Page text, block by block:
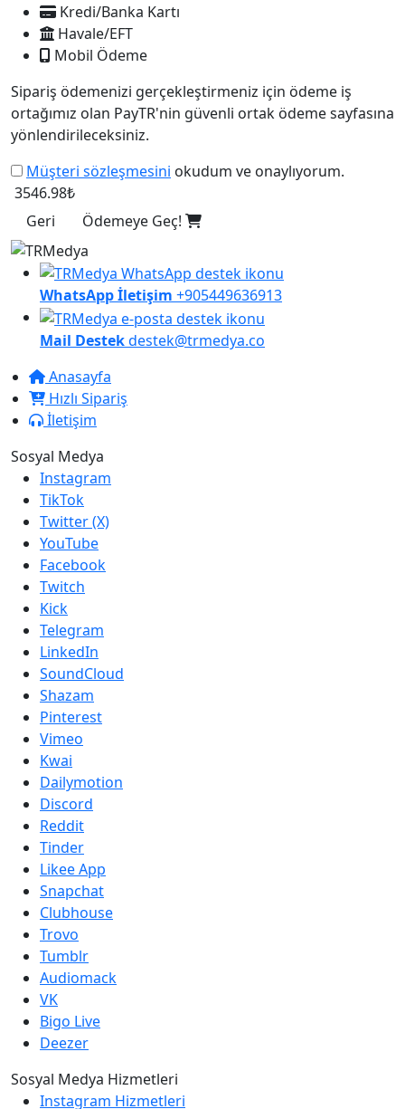
Kredi/Banka Kartı
Havale/EFT
Mobil Ödeme
Sipariş ödemenizi gerçekleştirmeniz için ödeme iş
ortağımız olan PayTR'nin güvenli ortak ödeme sayfasına
yönlendirileceksiniz.
Müşteri sözleşmesini okudum ve onaylıyorum.
3546.98₺
Geri
Ödemeye Geç!
WhatsApp İletişim +905449636913
Mail Destekdestek@trmedya.co
Anasayfa
Hızlı Sipariş
İletişim
Sosyal Medya
Instagram
TikTok
Twitter (X)
YouTube
Facebook
Twitch
Kick
Telegram
LinkedIn
SoundCloud
Shazam
Pinterest
Vimeo
Kwai
Dailymotion
Discord
Reddit
Tinder
Likee App
Snapchat
Clubhouse
Trovo
Tumblr
Audiomack
VK
Bigo Live
Deezer
Sosyal Medya Hizmetleri
Instagram Hizmetleri